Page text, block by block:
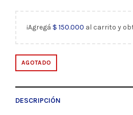
¡Agregá $ 150.000 al carrito y
AGOTADO
DESCRIPCIÓN